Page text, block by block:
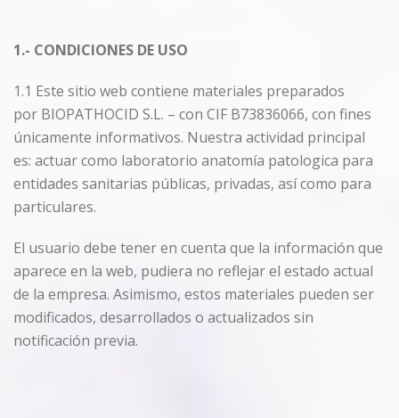
1.- CONDICIONES DE USO
1.1 Este sitio web contiene materiales preparados
por BIOPATHOCID S.L. – con CIF B73836066, con fines
únicamente informativos. Nuestra actividad principal
es: actuar como laboratorio anatomía patologica para
entidades sanitarias públicas, privadas, así como para
particulares.
El usuario debe tener en cuenta que la información que
aparece en la web, pudiera no reflejar el estado actual
de la empresa. Asimismo, estos materiales pueden ser
modificados, desarrollados o actualizados sin
notificación previa.